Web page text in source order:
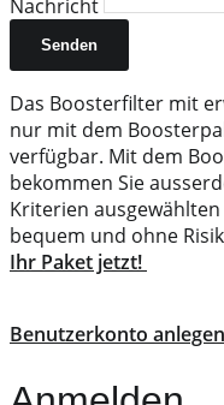
Nachricht
Senden
Das Boosterfilter mit
nur mit dem
verfügbar. Mit dem
bekommen Sie
Kriterien
bequem und ohne
Ihr Paket jetzt!
Benutzerkonto anlegen